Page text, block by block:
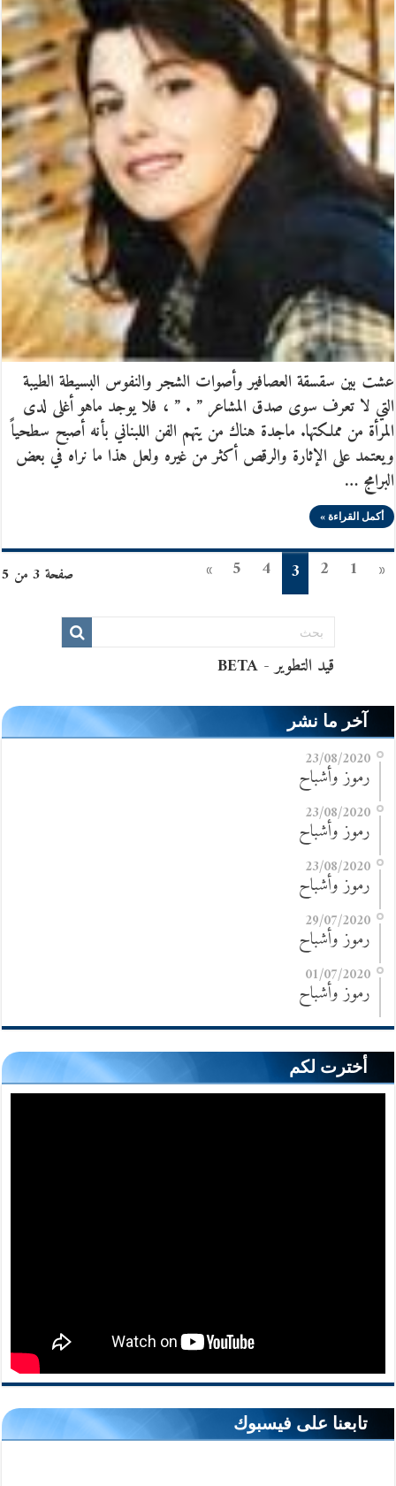
عشت بين سقسقة العصافير وأصوات الشجر والنفوس البسيطة الطيبة
التي لا تعرف سوى صدق المشاعر ” . ” ، فلا يوجد ماهو أغلى لدى
المرأة من مملكتها. ماجدة هناك من يتهم الفن اللبناني بأنه أصبح سطحياً
ويعتمد على الإثارة والرقص أكثر من غيره ولعل هذا ما نراه في بعض
البرامج …
أكمل القراءة »
صفحة 3 من 5 «
1
2
3
4
5
»
آخر ما نشر
23/08/2020
رموز وأشباح
23/08/2020
رموز وأشباح
23/08/2020
رموز وأشباح
29/07/2020
رموز وأشباح
01/07/2020
رموز وأشباح
أخترت لكم
تابعنا على فيسبوك